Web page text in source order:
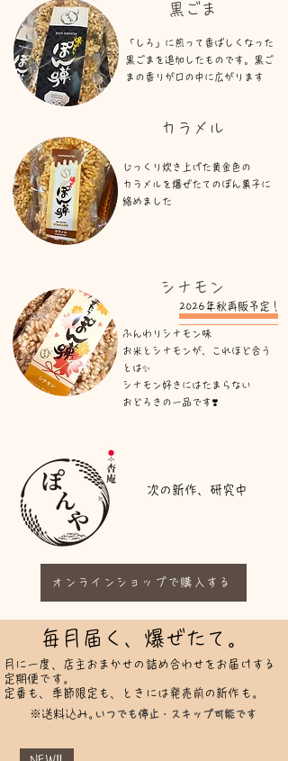
​黒ごま​
「しろ」に煎って香ばしくなった
黒ごまを追加したものです。黒ご
まの香りが口の中に広がります
​カラメル
​じっくり炊き上げた黄金色の
カラメルを爆ぜたてのぽん菓子に
絡めました
​シナモン
2026年秋再販予定！
ふんわりシナモン味
​お米とシナモンが、これほど合う
とは✨
シナモン好きにはたまらない
​おどろきの一品です❣️
​次の新作、研究中
オンラインショップで購入する
毎月届く、爆ぜたて。
月に一度、店主おまかせの詰め合わせをお届けする
定期便です。
定番も、季節限定も、ときには発売前の新作も。
※​送料込み。​いつでも停止・スキップ可能です